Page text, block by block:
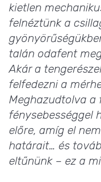
kietlen
felnéztünk a
talán odafent
Akár a
felfedezni a
Meghazudtolva a
fénysebességgel
előre, amíg el
határait… és
eltűnünk – ez a